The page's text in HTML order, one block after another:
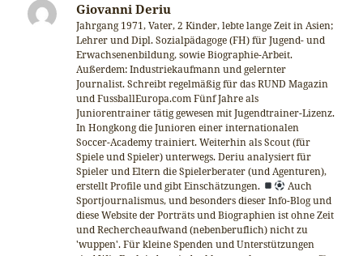
Giovanni Deriu
Jahrgang 1971, Vater, 2 Kinder, lebte lange Zeit in Asien;
Lehrer und Dipl. Sozialpädagoge (FH) für Jugend- und
Erwachsenenbildung, sowie Biographie-Arbeit.
Außerdem: Industriekaufmann und gelernter
Journalist. Schreibt regelmäßig für das RUND Magazin
und FussballEuropa.com Fünf Jahre als
Juniorentrainer tätig gewesen mit Jugendtrainer-Lizenz.
In Hongkong die Junioren einer internationalen
Soccer-Academy trainiert. Weiterhin als Scout (für
Spiele und Spieler) unterwegs. Deriu analysiert für
Spieler und Eltern die Spielerberater (und Agenturen),
erstellt Profile und gibt Einschätzungen.
Auch
Sportjournalismus, und besonders dieser Info-Blog und
diese Website der Porträts und Biographien ist ohne Zeit
und Rechercheaufwand (nebenberuflich) nicht zu
'wuppen'. Für kleine Spenden und Unterstützungen